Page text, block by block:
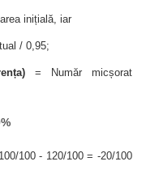
inițială, iar
/ 0,95;
= Număr micșorat
100 - 120/100 = -20/100